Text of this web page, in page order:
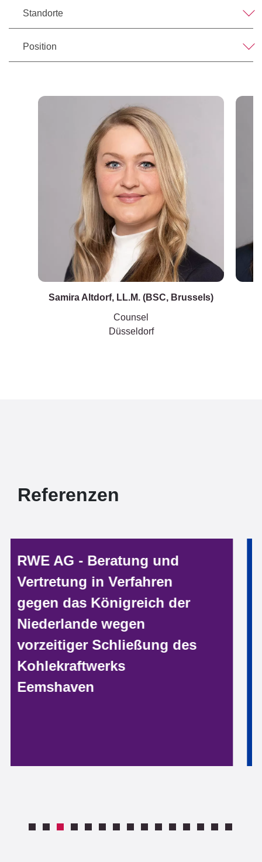
Standorte
Position
Samira Altdorf, LL.M. (BSC, Brussels)
Counsel
Düsseldorf
Referenzen
Volkswagen AG Vertretung
in rund 30.000
Individualklagen vor allen
Land- und
Oberlandesgerichten im
Zuge der „Diesel-
Thematik“ mit einem Team